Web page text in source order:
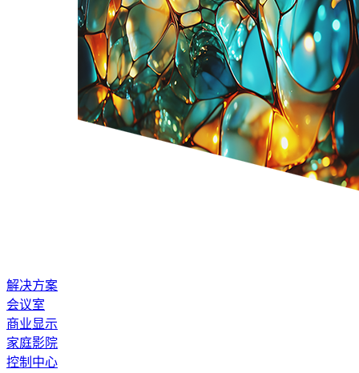
解决方案
会议室
商业显示
家庭影院
控制中心